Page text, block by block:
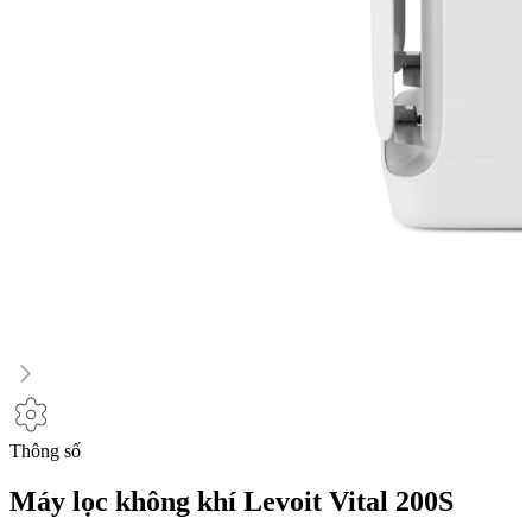
Thông số
Máy lọc không khí Levoit Vital 200S